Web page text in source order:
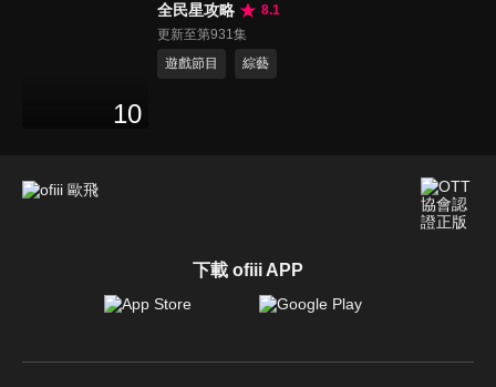
10
全民星攻略
8.1
更新至第931集
遊戲節目
綜藝
下載 ofiii APP